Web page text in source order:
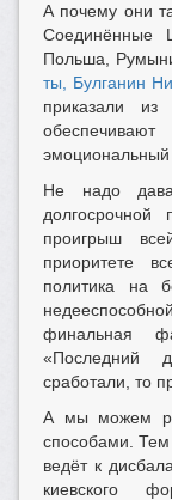
А почему они
Соединённые
Польша,
ты, Булганин
приказали
эмоциональный
Не надо
проигрыш
приоритете
политика на
финальная
«Последний
сработали, то
А мы можем
способами. Тем
ведёт к
киевского